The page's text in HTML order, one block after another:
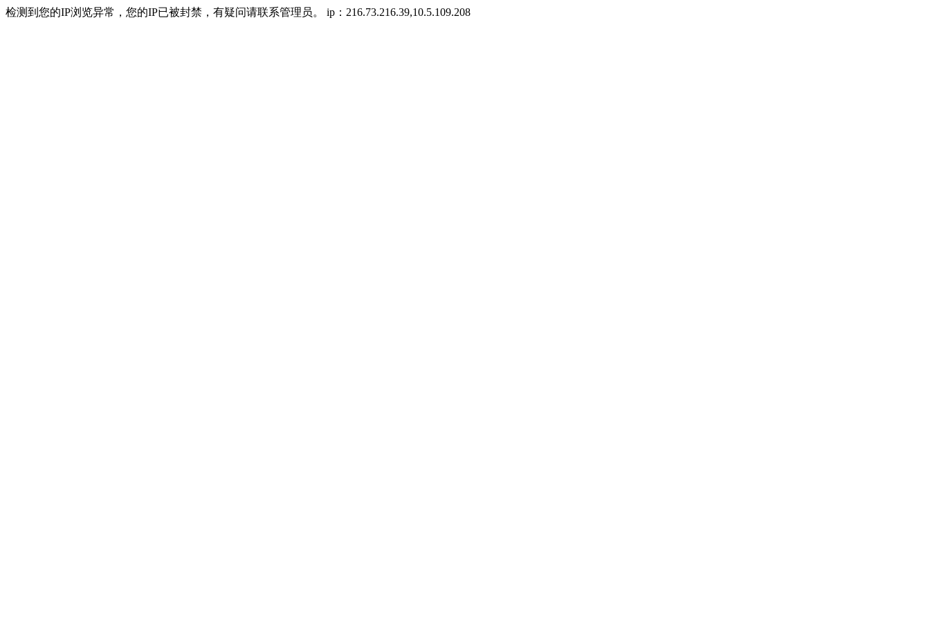
检测到您的IP浏览异常，您的IP已被封禁，有疑问请联系管理员。 ip：216.73.216.39,10.5.109.208